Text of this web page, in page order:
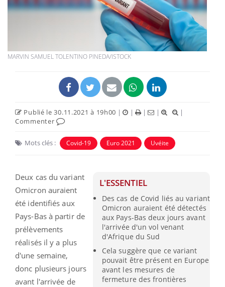
MARVIN SAMUEL TOLENTINO PINEDA/ISTOCK
Publié le 30.11.2021 à 19h00 | | | |
|
Commenter
Mots clés : Covid-19 Euro 2021 Uvéite
L'ESSENTIEL
Des cas de Covid liés au variant
Omicron auraient été détectés
aux Pays-Bas deux jours avant
l'arrivée d'un vol venant
d'Afrique du Sud
Cela suggère que ce variant
pouvait être présent en Europe
avant les mesures de
fermeture des frontières
Deux cas du variant
Omicron auraient
été identifiés aux
Pays-Bas à partir de
prélèvements
réalisés il y a plus
d'une semaine,
donc plusieurs jours
avant l'arrivée de